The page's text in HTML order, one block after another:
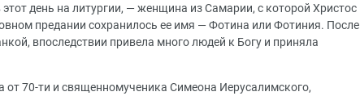
день на литургии, — женщина из Самарии, с которой Христос
предании сохранилось ее имя — Фотина или Фотиния. После
впоследствии привела много людей к Богу и приняла
70-ти и священномученика Симеона Иерусалимского,